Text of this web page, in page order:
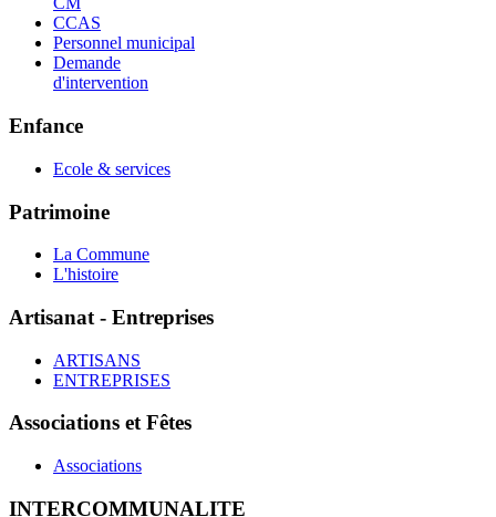
CCAS
Personnel municipal
Demande
d'intervention
Enfance
Ecole & services
Patrimoine
La Commune
L'histoire
Artisanat - Entreprises
ARTISANS
ENTREPRISES
Associations et Fêtes
Associations
INTERCOMMUNALITE